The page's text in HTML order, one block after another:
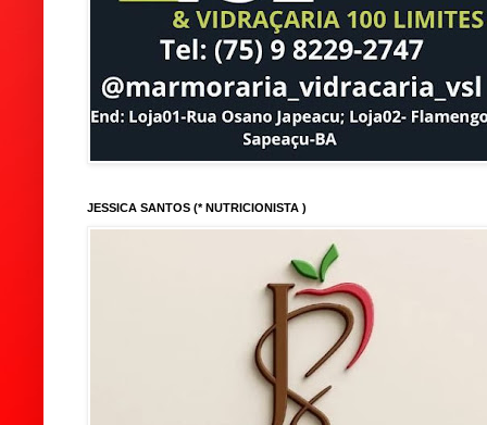
JESSICA SANTOS (* NUTRICIONISTA )